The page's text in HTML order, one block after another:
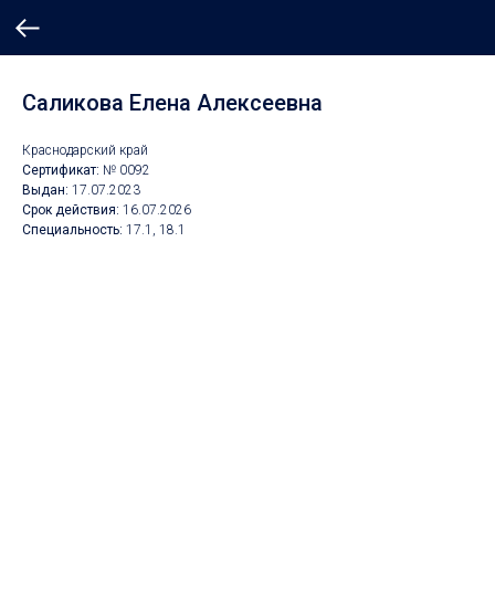
Саликова Елена Алексеевна
Краснодарский край
Сертификат: № 0092
Выдан: 17.07.2023
Срок действия: 16.07.2026
Специальность: 17.1, 18.1